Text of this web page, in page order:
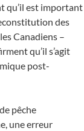
qu’il est important
des
Canadiens –
qu’il s’agit
post-
pêche
une erreur